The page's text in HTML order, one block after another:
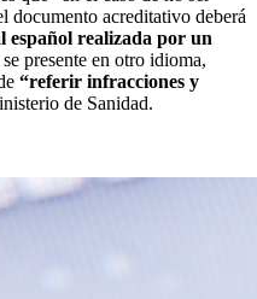
documento acreditativo deberá
español realizada por un
presente en otro idioma,
“referir infracciones y
de Sanidad.